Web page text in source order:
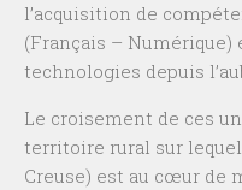
l’acquisition de
(Français –
technologies depuis
Le croisement de ces
territoire rural sur
Creuse) est au cœur de